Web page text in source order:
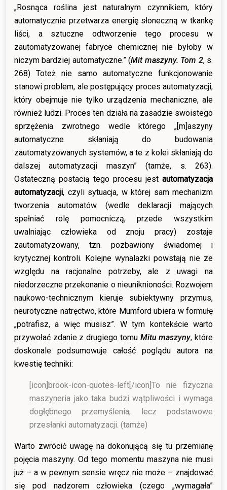
„Rosnąca roślina jest naturalnym czynnikiem, który
automatycznie przetwarza energię słoneczną w tkankę
liści, a sztuczne odtworzenie tego procesu w
zautomatyzowanej fabryce chemicznej nie byłoby w
niczym bardziej automatyczne.” (Mit maszyny. Tom 2, s.
268) Toteż nie samo automatyczne funkcjonowanie
stanowi problem, ale postępujący proces automatyzacji,
który obejmuje nie tylko urządzenia mechaniczne, ale
również ludzi. Proces ten działa na zasadzie swoistego
sprzężenia zwrotnego wedle którego „[m]aszyny
automatyczne skłaniają do budowania
zautomatyzowanych systemów, a te z kolei skłaniają do
dalszej automatyzacji maszyn” (tamże, s. 263).
Ostateczną postacią tego procesu jest automatyzacja
automatyzacji, czyli sytuacja, w której sam mechanizm
tworzenia automatów (wedle deklaracji mających
spełniać rolę pomocniczą, przede wszystkim
uwalniając człowieka od znoju pracy) zostaje
zautomatyzowany, tzn. pozbawiony świadomej i
krytycznej kontroli. Kolejne wynalazki powstają nie ze
względu na racjonalne potrzeby, ale z uwagi na
niedorzeczne przekonanie o nieuniknioności. Rozwojem
naukowo-technicznym kieruje subiektywny przymus,
neurotyczne natręctwo, które Mumford ubiera w formułę
„potrafisz, a więc musisz”. W tym kontekście warto
przywołać zdanie z drugiego tomu Mitu maszyny, które
doskonale podsumowuje całość poglądu autora na
kwestię techniki:
[icon]brook-icon-quotes-left[/icon] To nie fizyczna
maszyneria jako taka budzi wątpliwości i wymaga
dogłębnego przemyślenia, lecz podstawowe
przesłanki automatyzacji. (tamże)
Warto zwrócić uwagę na dokonującą się tu przemianę
pojęcia maszyny. Od tego momentu maszyna nie musi
już – a w pewnym sensie wręcz nie może – znajdować
się pod nadzorem człowieka (czego „wymagała”